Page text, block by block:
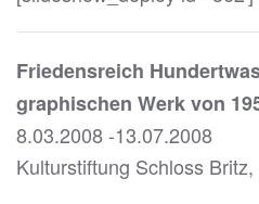
Friedensreich
graphischen Werk von
8.03.2008 -13.07.2008
Kulturstiftung Schloss Britz,